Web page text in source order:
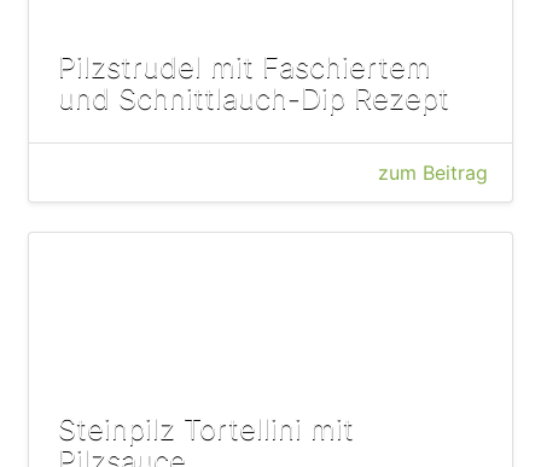
Pilzstrudel mit Faschiertem
und Schnittlauch-Dip Rezept
zum Beitrag
Steinpilz Tortellini mit